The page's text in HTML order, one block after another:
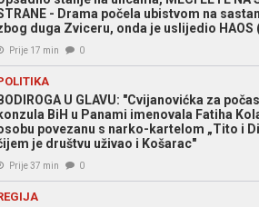
- Drama počela ubistvom na
duga Zviceru, onda je uslijedio HAOS
Prije 17 min 0
U GLAVU: "Cvijanovićka za
BiH u Panami imenovala Fatiha
povezanu s narko-kartelom „Tito i
je društvu uživao i Košarac"
Prije 37 min 0